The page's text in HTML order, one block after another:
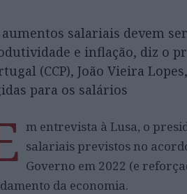
aumentos salariais devem
e inflação, diz o
(CCP), João Vieira
para os salários
m entrevista à Lusa, o
salariais previstos no
Governo em 2022 (e
da economia.